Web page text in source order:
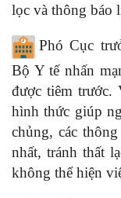
lọc và thông báo
Phó Cục
Bộ Y tế nhấn
được tiêm trước.
hình thức giúp
chủng, các
nhất, tránh thất
không thể hiện